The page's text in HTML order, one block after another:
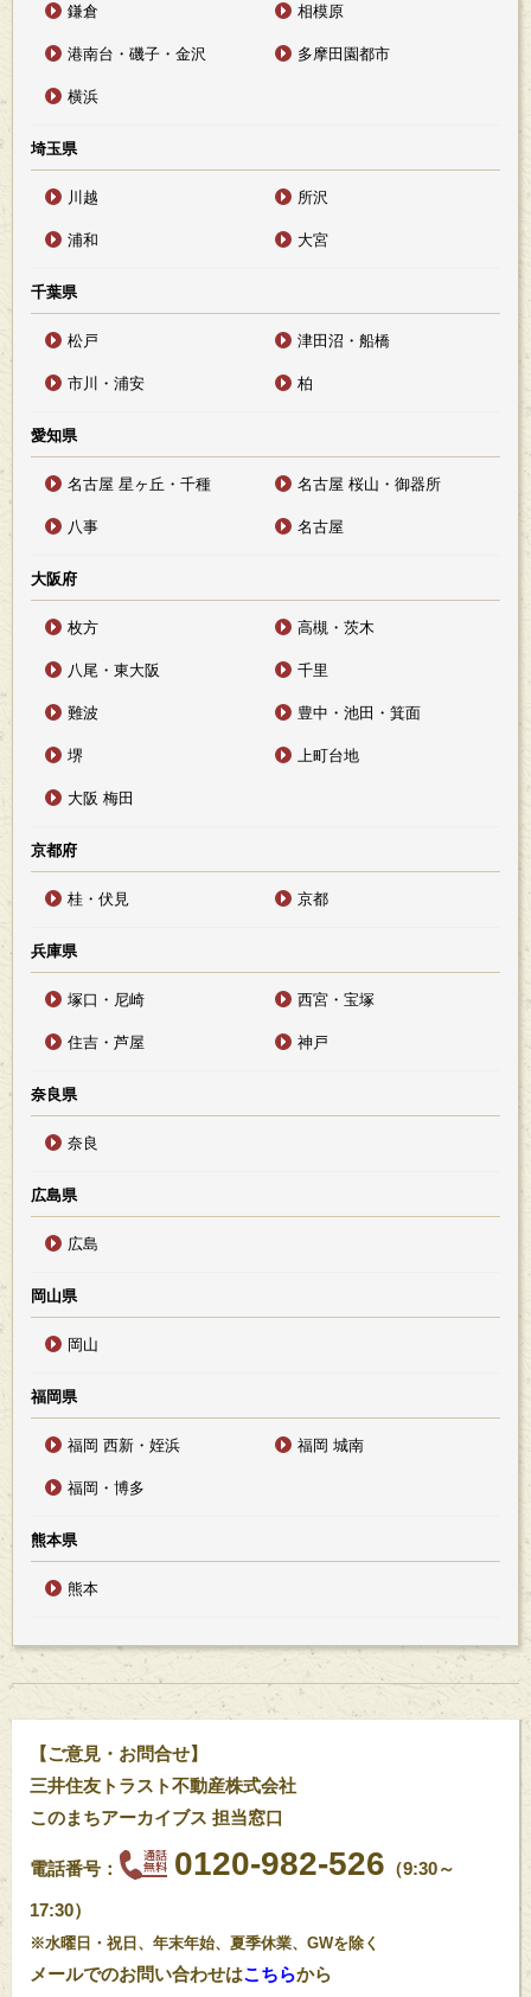
鎌倉 相模原
港南台・磯子・金沢 多摩田園都市
横浜
埼玉県
川越 所沢
浦和 大宮
千葉県
松戸 津田沼・船橋
市川・浦安 柏
愛知県
名古屋 星ヶ丘・千種 名古屋 桜山・御器所
八事 名古屋
大阪府
枚方 高槻・茨木
八尾・東大阪 千里
難波 豊中・池田・箕面
堺 上町台地
大阪 梅田
京都府
桂・伏見 京都
兵庫県
塚口・尼崎 西宮・宝塚
住吉・芦屋 神戸
奈良県
奈良
広島県
広島
岡山県
岡山
福岡県
福岡 西新・姪浜 福岡 城南
福岡・博多
熊本県
熊本
ご売却をご検討中なら ご購入をご検討中なら
【ご意見・お問合せ】
三井住友トラスト不動産株式会社
このまちアーカイブス 担当窓口
電話番号： 0120-982-526 （9:30～
17:30）
※水曜日・祝日、年末年始、夏季休業、GWを除く
メールでのお問い合わせはこちらから